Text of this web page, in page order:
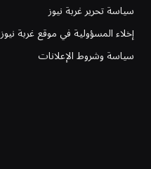
سياسة تحرير غربة نيوز
إخلاء المسؤولية في موقع غربة نيوز
سياسة وشروط الإعلانات